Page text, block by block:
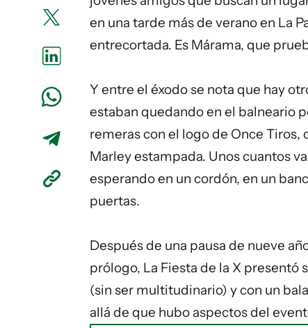
en una tarde más de verano en La
entrecortada. Es Márama, que
Y entre el éxodo se nota que hay
estaban quedando en el balneario
remeras con el logo de Once Tiros,
Marley estampada. Unos cuantos
esperando en un cordón, en un
puertas.
Después de una pausa de nueve
prólogo, La Fiesta de la X presentó
(sin ser multitudinario) y con un
allá de que hubo aspectos del